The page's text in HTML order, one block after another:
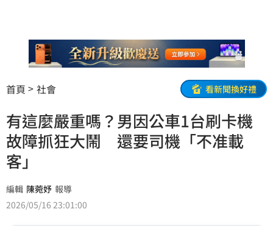
首頁 社會 看新聞換好禮
有這麼嚴重嗎？男因公車1台刷卡機
故障抓狂大鬧 還要司機「不准載
客」
編輯 陳菀妤 報導
2026/05/16 23:01:00